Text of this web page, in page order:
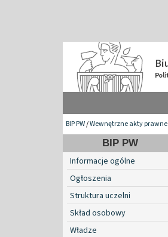
BIP PW/Wewnętrzne akty prawne
BIP PW
Informacje ogólne
Ogłoszenia
Struktura uczelni
Skład osobowy
Władze